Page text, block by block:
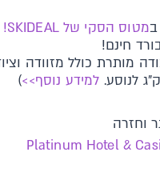
מטוס הסקי של SKIDEAL!
חינם!
למידע נוסף>>)
וחזרה
Platinum Hotel &